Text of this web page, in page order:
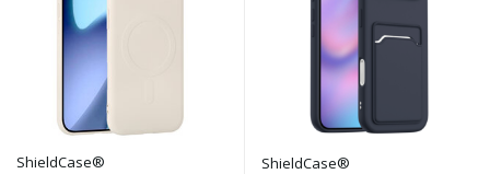
ShieldCase®
ShieldCase®